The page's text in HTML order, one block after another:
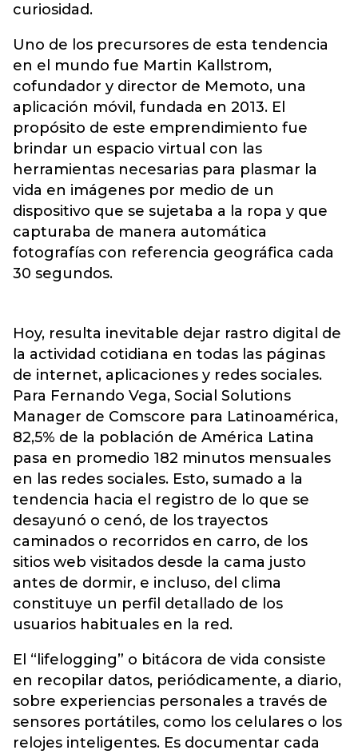
curiosidad.
Uno de los precursores de esta tendencia
en el mundo fue Martin Kallstrom,
cofundador y director de Memoto, una
aplicación móvil, fundada en 2013. El
propósito de este emprendimiento fue
brindar un espacio virtual con las
herramientas necesarias para plasmar la
vida en imágenes por medio de un
dispositivo que se sujetaba a la ropa y que
capturaba de manera automática
fotografías con referencia geográfica cada
30 segundos.
Hoy, resulta inevitable dejar rastro digital de
la actividad cotidiana en todas las páginas
de internet, aplicaciones y redes sociales.
Para Fernando Vega, Social Solutions
Manager de Comscore para Latinoamérica,
82,5% de la población de América Latina
pasa en promedio 182 minutos mensuales
en las redes sociales. Esto, sumado a la
tendencia hacia el registro de lo que se
desayunó o cenó, de los trayectos
caminados o recorridos en carro, de los
sitios web visitados desde la cama justo
antes de dormir, e incluso, del clima
constituye un perfil detallado de los
usuarios habituales en la red.
El “lifelogging” o bitácora de vida consiste
en recopilar datos, periódicamente, a diario,
sobre experiencias personales a través de
sensores portátiles, como los celulares o los
relojes inteligentes. Es documentar cada